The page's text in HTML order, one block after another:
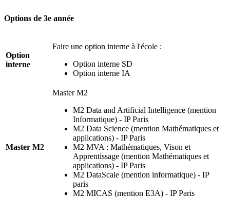
Options de 3e année
Option
interne
Faire une option interne à l'école :
Option interne SD
Option interne IA
Master M2
Master M2
M2 Data and Artificial Intelligence (mention
Informatique) - IP Paris
M2 Data Science (mention Mathématiques et
applications) - IP Paris
M2 MVA : Mathématiques, Vison et
Apprentissage (mention Mathématiques et
applications) - IP Paris
M2 DataScale (mention informatique) - IP
paris
M2 MICAS (mention E3A) - IP Paris